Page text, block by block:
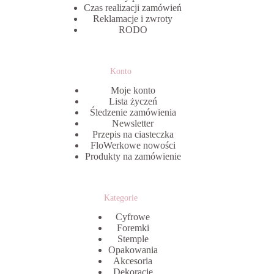
Czas realizacji zamówień
Reklamacje i zwroty
RODO
Konto
Moje konto
Lista życzeń
Śledzenie zamówienia
Newsletter
Przepis na ciasteczka
FloWerkowe nowości
Produkty na zamówienie
Kategorie
Cyfrowe
Foremki
Stemple
Opakowania
Akcesoria
Dekoracje